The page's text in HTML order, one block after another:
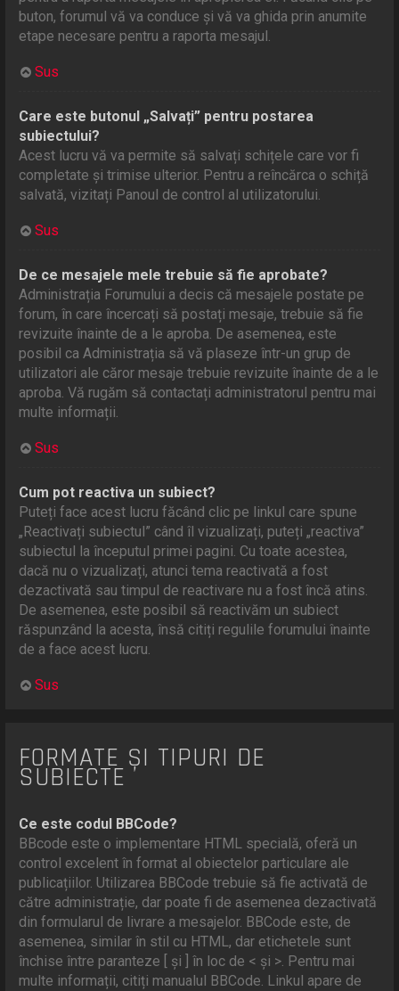
buton, forumul vă va conduce și vă va ghida prin anumite
etape necesare pentru a raporta mesajul.
Sus
Care este butonul „Salvați” pentru postarea
subiectului?
Acest lucru vă va permite să salvați schițele care vor fi
completate și trimise ulterior. Pentru a reîncărca o schiță
salvată, vizitați Panoul de control al utilizatorului.
Sus
De ce mesajele mele trebuie să fie aprobate?
Administrația Forumului a decis că mesajele postate pe
forum, în care încercați să postați mesaje, trebuie să fie
revizuite înainte de a le aproba. De asemenea, este
posibil ca Administrația să vă plaseze într-un grup de
utilizatori ale căror mesaje trebuie revizuite înainte de a le
aproba. Vă rugăm să contactați administratorul pentru mai
multe informații.
Sus
Cum pot reactiva un subiect?
Puteți face acest lucru făcând clic pe linkul care spune
„Reactivați subiectul” când îl vizualizați, puteți „reactiva”
subiectul la începutul primei pagini. Cu toate acestea,
dacă nu o vizualizați, atunci tema reactivată a fost
dezactivată sau timpul de reactivare nu a fost încă atins.
De asemenea, este posibil să reactivăm un subiect
răspunzând la acesta, însă citiți regulile forumului înainte
de a face acest lucru.
Sus
FORMATE ȘI TIPURI DE
SUBIECTE
Ce este codul BBCode?
BBcode este o implementare HTML specială, oferă un
control excelent în format al obiectelor particulare ale
publicațiilor. Utilizarea BBCode trebuie să fie activată de
către administrație, dar poate fi de asemenea dezactivată
din formularul de livrare a mesajelor. BBCode este, de
asemenea, similar în stil cu HTML, dar etichetele sunt
închise între paranteze [ și ] în loc de < şi >. Pentru mai
multe informații, citiți manualul BBCode. Linkul apare de